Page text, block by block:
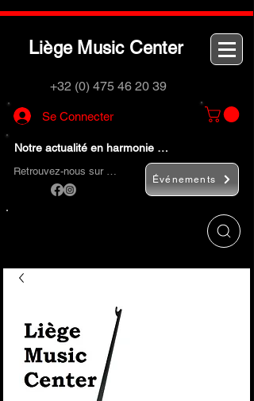
Liège M usic Center
+32 (0) 475 46 20 39
Se Connecter
Notre actualité en harmonie …
Retrouvez-nous sur …
Événements